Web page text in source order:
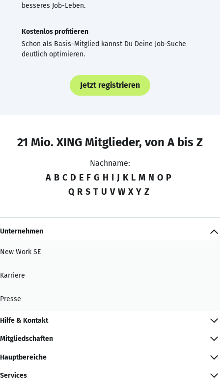
besseres Job-Leben.
Kostenlos profitieren
Schon als Basis-Mitglied kannst Du Deine Job-Suche
deutlich optimieren.
Jetzt registrieren
21 Mio. XING Mitglieder, von A bis Z
Nachname:
A B C D E F G H I J K L M N O P
Q R S T U V W X Y Z
Unternehmen
New Work SE
Karriere
Presse
Hilfe & Kontakt
Mitgliedschaften
Hauptbereiche
Services